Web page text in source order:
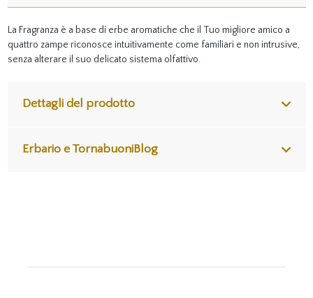
La Fragranza è a base di erbe aromatiche che il Tuo migliore amico a
quattro zampe riconosce intuitivamente come familiari e non intrusive,
senza alterare il suo delicato sistema olfattivo.
Dettagli del prodotto
Erbario e TornabuoniBlog